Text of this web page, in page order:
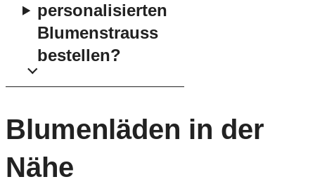
personalisierten
Blumenstrauss
bestellen?
Blumenläden in der
Nähe